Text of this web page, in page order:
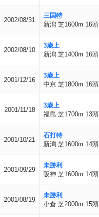
2002/08/31
三国特
新潟 芝1600m 16頭
2002/08/10
3歳上
新潟 芝1400m 16頭
2001/12/16
3歳上
中京 芝1800m 16頭
2001/11/18
3歳上
福島 芝1700m 13頭
2001/10/21
石打特
新潟 芝1600m 14頭
2001/09/29
未勝利
阪神 芝1600m 14頭
2001/08/19
未勝利
小倉 芝2000m 15頭